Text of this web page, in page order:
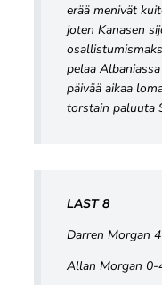
erää menivät
joten Kanasen
pelaa
päivää aikaa
torstain paluuta
LAST 8
Darren Morgan
Allan Morgan 0-